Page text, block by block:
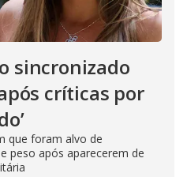
sincronizado
críticas por
que foram alvo de
peso após aparecerem de